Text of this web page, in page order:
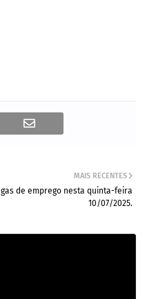
MAIS RECENTES
de emprego nesta quinta-feira
10/07/2025.